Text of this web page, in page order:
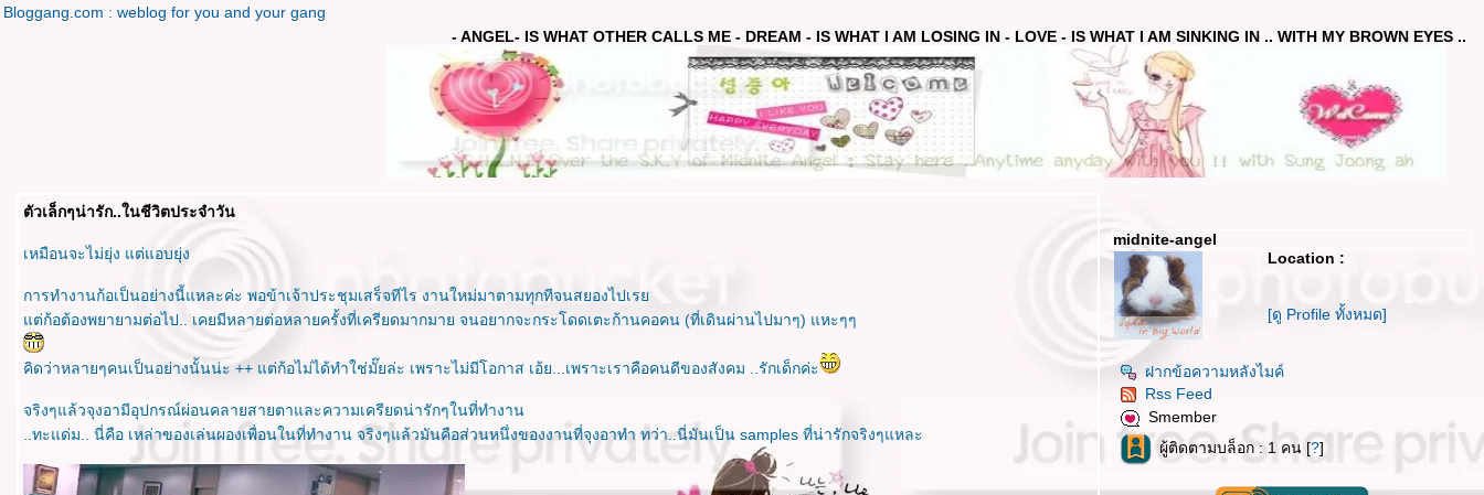
Bloggang.com : weblog for you and your gang
- ANGEL- IS WHAT OTHER CALLS ME - DREAM - IS WHAT I AM LOSING IN - LOVE - IS WHAT I AM SINKING IN .. WITH MY BROWN EYES ..
ตัวเล็กๆน่ารัก..ในชีวิตประจำวัน
เหมือนจะไม่ยุ่ง แต่แอบยุ่ง
การทำงานก้อเป็นอย่างนี้แหละค่ะ พอข้าเจ้าประชุมเสร็จทีไร งานใหม่มาตามทุกทีจนสยองไปเร
ต่ก้อต้องพยายามต่อไป.. เคยมีหลายต่อหลายครั้งที่เครียดมากมาย จนอยากจะกระโดดเตะก้านคอคน (ที่เดินผ่านไปมาๆ) แหะๆๆ
คิดว่าหลายๆคนเป็นอย่างนั้นน่ะ ++ แต่ก้อไม่ได้ทำใช่มั๊ยล่ะ เพราะไม่มีโอกาส เอ้ย...เพราะเราคือคนดีของสังคม ..รักเด็กค่ะ
จริงๆแล้วจุงอามีอุปกรณ์ผ่อนคลายสายตาและความเครียดน่ารักๆในที่ทำงาน
..ทะแด่ม.. นี่คือ เหล่าของเล่นผองเพื่อนในที่ทำงาน จริงๆแล้วมันคือส่วนหนึ่งของงานที่จุงอาทำ ทว่า..นี่มันเป็น samples ที่น่ารักจริงๆแหละ
midnite-angel
Location :
[ดู Profile ทั้งหมด]
ฝากข้อความหลังไมค์
Rss Feed
Smember
ผู้ติดตามบล็อก : 1 คน [?]